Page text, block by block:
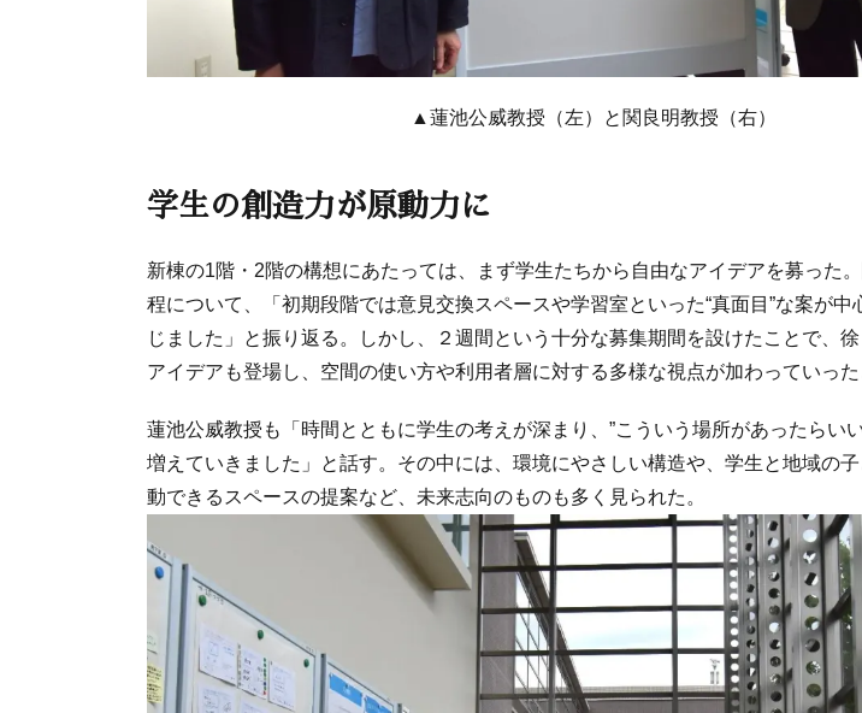
▲蓮池公威教授（左）と関良明教授（右）
学生の創造力が原動力に
新棟の1階・2階の構想にあたっては、まず学生たちから自由なアイデアを募った
程について、「初期段階では意見交換スペースや学習室といった“真面目”な案が中
じました」と振り返る。しかし、２週間という十分な募集期間を設けたことで、
アイデアも登場し、空間の使い方や利用者層に対する多様な視点が加わっていった
蓮池公威教授も「時間とともに学生の考えが深まり、”こういう場所があったらい
増えていきました」と話す。その中には、環境にやさしい構造や、学生と地域の
動できるスペースの提案など、未来志向のものも多く見られた。